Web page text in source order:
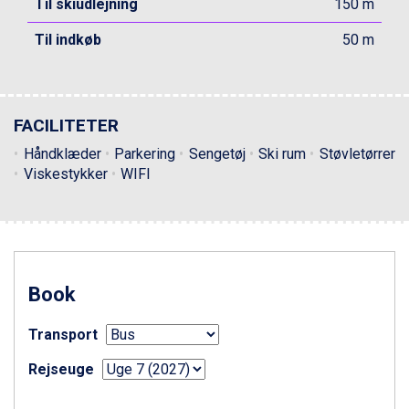
Livigno fra DKK 4.145
Ponte di Legno fra DKK 4.745
Bad Gastein fra DKK 4.195
La Thuile fra DKK 4.595
Val Thorens fra DKK 5.395
Cervinia fra DKK 5.295
Saalbach fra DKK 5.945
Sestriere fra DKK 4.395
Wagrain fra DKK 4.645
St. Anton fra DKK 7.245
Til skiudlejning 150 m
Til indkøb 50 m
FACILITETER
Håndklæder Parkering Sengetøj Ski rum
Støvletørrer
Viskestykker
WIFI
Book
Transport
Rejseuge